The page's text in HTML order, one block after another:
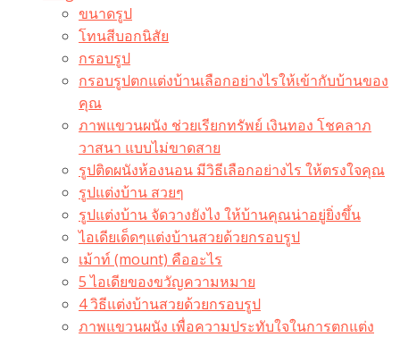
ขนาดรูป
โทนสีบอกนิสัย
กรอบรูป
กรอบรูปตกแต่งบ้านเลือกอย่างไรให้เข้ากับบ้านของ
คุณ
ภาพแขวนผนัง ช่วยเรียกทรัพย์ เงินทอง โชคลาภ
วาสนา แบบไม่ขาดสาย
รูปติดผนังห้องนอน มีวิธีเลือกอย่างไร ให้ตรงใจคุณ
รูปแต่งบ้าน สวยๆ
รูปแต่งบ้าน จัดวางยังไง ให้บ้านคุณน่าอยู่ยิ่งขึ้น
ไอเดียเด็ดๆแต่งบ้านสวยด้วยกรอบรูป
เม้าท์ (mount) คืออะไร​
5 ไอเดียของขวัญความหมาย
4 วิธีแต่งบ้านสวยด้วยกรอบรูป
ภาพแขวนผนัง เพื่อความประทับใจในการตกแต่ง